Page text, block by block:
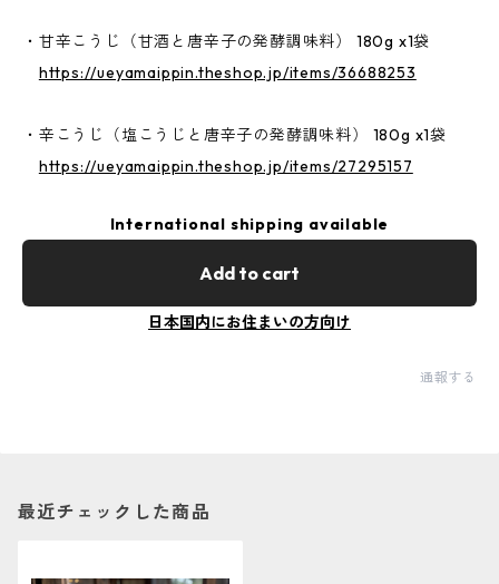
・甘辛こうじ（甘酒と唐辛子の発酵調味料） 180g x1袋
https://ueyamaippin.theshop.jp/items/36688253
・辛こうじ（塩こうじと唐辛子の発酵調味料） 180g x1袋
https://ueyamaippin.theshop.jp/items/27295157
International shipping available
Add to cart
日本国内にお住まいの方向け
通報する
最近チェックした商品